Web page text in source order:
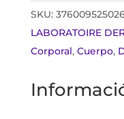
LECHE
CORPORAL
200
cantidad
SKU:
LABORATOIRE
Corporal, Cuerpo,